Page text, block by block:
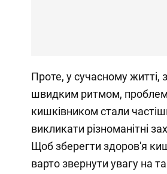
Проте, у сучасному житті,
швидким ритмом,
кишківником стали
викликати різноманітні
Щоб зберегти здоров'я
варто звернути увагу на